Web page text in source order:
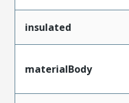
insulated
materialBody